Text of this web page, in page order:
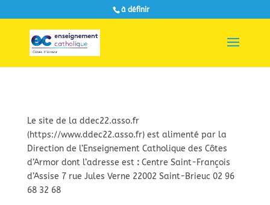
à définir
Le site de la ddec22.asso.fr
(https://www.ddec22.asso.fr) est alimenté par la
Direction de l’Enseignement Catholique des Côtes
d’Armor dont l’adresse est : Centre Saint-François
d’Assise 7 rue Jules Verne 22002 Saint-Brieuc 02 96
68 32 68